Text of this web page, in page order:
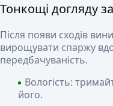
Тонкощі догляду
Після появи сходів
вирощувати спаржу
передбачуваність.
Вологість:
його.